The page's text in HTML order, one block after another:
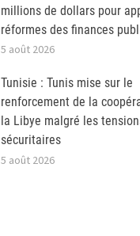
millions de dollars pour
réformes des finances
5 août 2026
Tunisie : Tunis mise sur le
renforcement de la
la Libye malgré les
sécuritaires
5 août 2026